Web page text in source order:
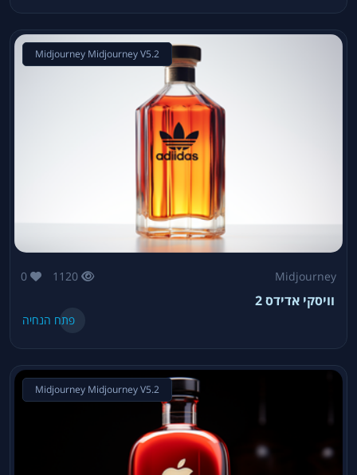
Midjourney Midjourney V5.2
Midjourney
1120
0
וויסקי אדידס 2
פתח הנחיה
Midjourney Midjourney V5.2